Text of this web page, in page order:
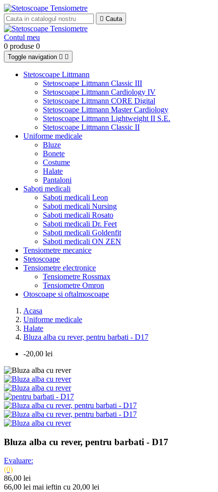
 Cauta
Contul meu
0 produse 0
Toggle navigation  
Stetoscoape Littmann
Stetoscoape Littmann Classic III
Stetoscoape Littmann Cardiology IV
Stetoscoape Littmann CORE Digital
Stetoscoape Littmann Master Cardiology
Stetoscoape Littmann Lightweight II S.E.
Stetoscoape Littmann Classic II
Uniforme medicale
Bluze
Bonete
Costume
Halate
Pantaloni
Saboti medicali
Saboti medicali Leon
Saboti medicali Nursing
Saboti medicali Rosato
Saboti medicali Dr. Feet
Saboti medicali Goldenfit
Saboti medicali ON ZEN
Tensiometre mecanice
Stetoscoape
Tensiometre electronice
Tensiometre Rossmax
Tensiometre Omron
Otoscoape si oftalmoscoape
Acasa
Uniforme medicale
Halate
Bluza alba cu rever, pentru barbati - D17
-20,00 lei
Bluza alba cu rever, pentru barbati - D17
Evaluare:
(0)
86,00 lei
66,00 lei mai ieftin cu 20,00 lei